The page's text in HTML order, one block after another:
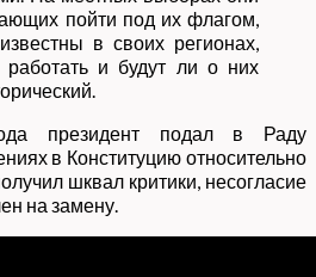
пойти под их флагом,
в своих регионах,
работать и будут ли о них
президент подал в Раду
в Конституцию относительно
шквал критики, несогласие
на замену.